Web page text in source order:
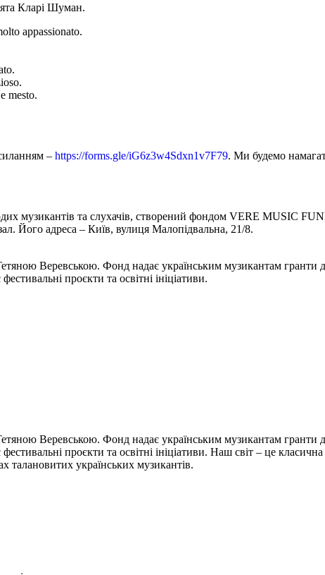
Кларі Шуман.
appassionato.
mesto.
– https://forms.gle/iG6z3w4Sdxn1v7F79. Ми будемо
музикантів та слухачів, створений фондом VERE MUSIC
Його адреса – Київ, вулиця Малопідвальна, 21/8.
Веревською. Фонд надає українським музикантам гранти
проєкти та освітні ініціативи.
Веревською. Фонд надає українським музикантам гранти
фестивальні проєкти та освітні ініціативи. Наш світ – це
талановитих українських музикантів.